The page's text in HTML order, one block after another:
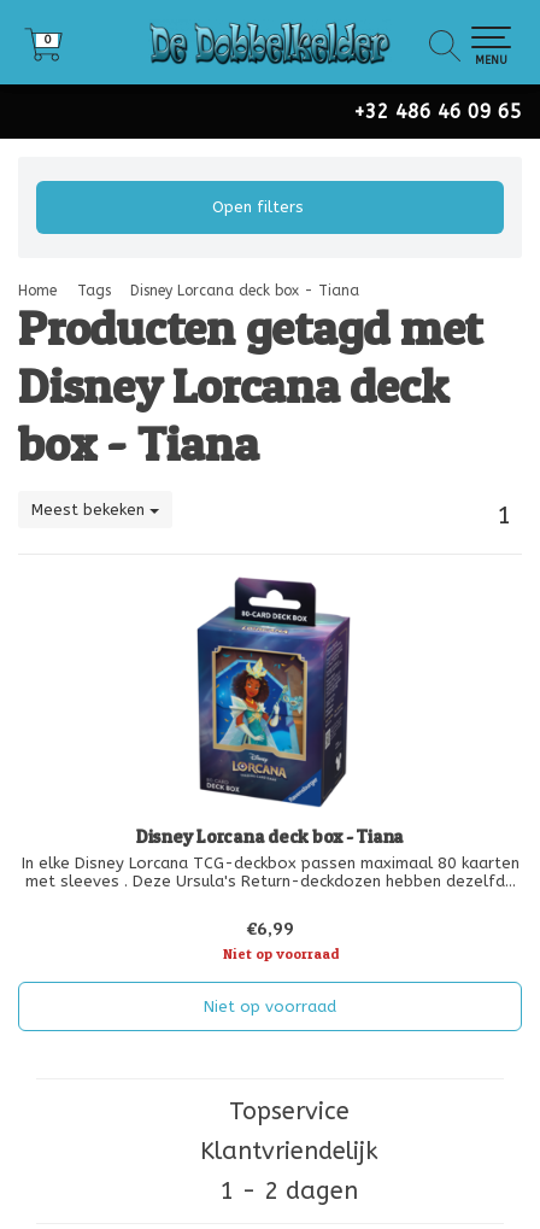
+32 486 46 09 65
0
0
MENU
Open filters
Home Tags Disney Lorcana deck box - Tiana
Producten getagd met
Disney Lorcana deck
box - Tiana
Meest bekeken 1
Disney Lorcana deck box - Tiana
In elke Disney Lorcana TCG-deckbox passen maximaal 80 kaarten
met sleeves . Deze Ursula's Return-deckdozen hebben dezelfde
€6,99
Niet op voorraad
Niet op voorraad
Topservice
Klantvriendelijk
1 - 2 dagen